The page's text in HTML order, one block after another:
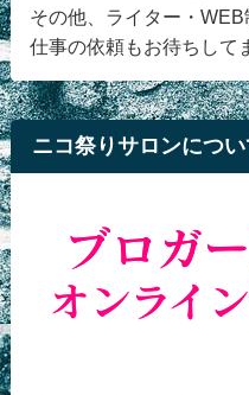
その他、ライター・WEB
仕事の依頼もお待ちして
ニコ祭りサロンについ